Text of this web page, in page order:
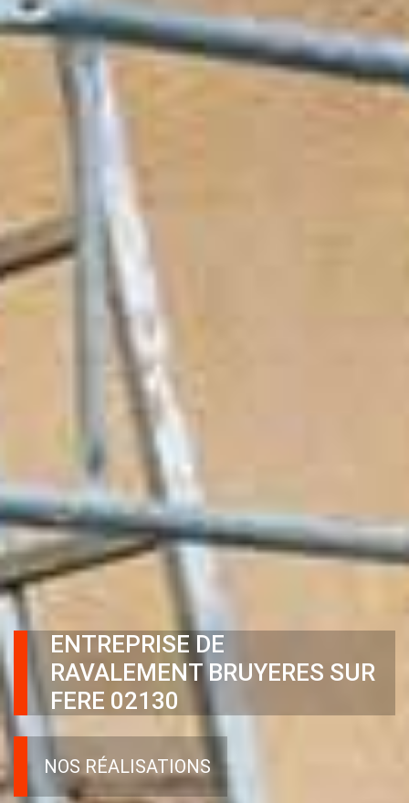
ENTREPRISE DE
RAVALEMENT BRUYERES SUR
FERE 02130
NOS RÉALISATIONS